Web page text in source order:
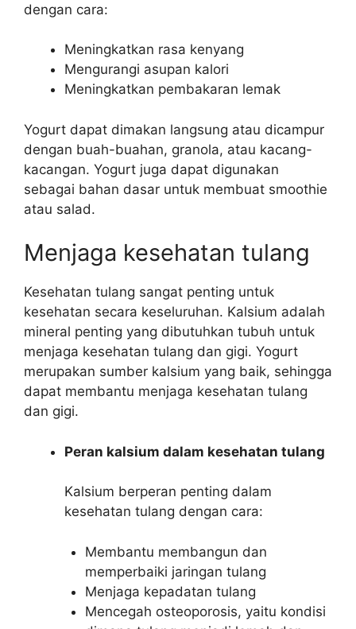
dengan cara:
Meningkatkan rasa kenyang
Mengurangi asupan kalori
Meningkatkan pembakaran lemak
Yogurt dapat dimakan langsung atau dicampur
dengan buah-buahan, granola, atau kacang-
kacangan. Yogurt juga dapat digunakan
sebagai bahan dasar untuk membuat smoothie
atau salad.
Menjaga kesehatan tulang
Kesehatan tulang sangat penting untuk
kesehatan secara keseluruhan. Kalsium adalah
mineral penting yang dibutuhkan tubuh untuk
menjaga kesehatan tulang dan gigi. Yogurt
merupakan sumber kalsium yang baik, sehingga
dapat membantu menjaga kesehatan tulang
dan gigi.
Peran kalsium dalam kesehatan tulang
Kalsium berperan penting dalam
kesehatan tulang dengan cara:
Membantu membangun dan
memperbaiki jaringan tulang
Menjaga kepadatan tulang
Mencegah osteoporosis, yaitu kondisi